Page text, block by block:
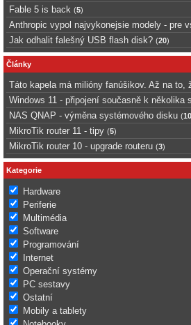
Fable 5 is back (5)
Anthropic vypol najvykonejsie modely - pre
Jak odhalit falešný USB flash disk? (20)
Články
Táto kapela má milióny fanúšikov. Až na to,
Windows 11 - připojení současně k několika
NAS QNAP - výměna systémového disku (10
MikroTik router 11 - tipy (5)
MikroTik router 10 - upgrade routeru (3)
Kategorie
Hardware
Periferie
Multimédia
Software
Programování
Internet
Operační systémy
PC sestavy
Ostatní
Mobily a tablety